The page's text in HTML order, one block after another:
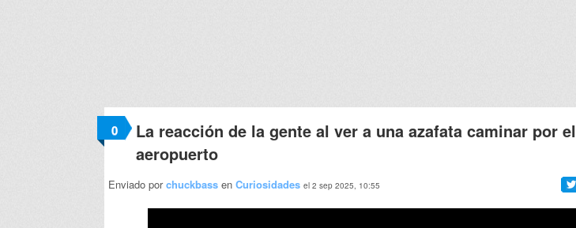
0
La reacción de la gente al ver a una azafata caminar por el
aeropuerto
Enviado porchuckbass en Curiosidades el 2 sep 2025, 10:55